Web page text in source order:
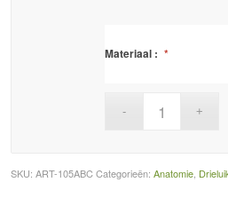
Materiaal : *
SKU:ART-105ABC Categorieën:Anatomie